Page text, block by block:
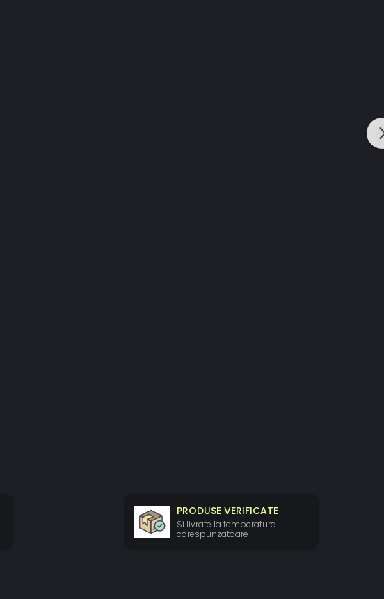
PRODUSE VERIFICATE
Si livrate la temperatura
corespunzatoare